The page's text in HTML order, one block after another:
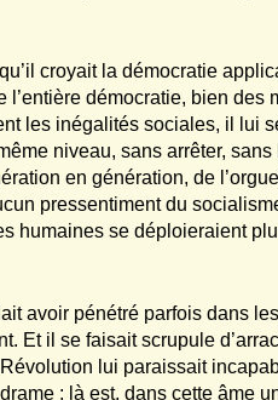
croyait la démocratie
l’entière démocratie, bien des
les inégalités sociales, il lui
niveau, sans arrêter, sans
en génération, de
pressentiment du
humaines se déploieraient
avoir pénétré parfois dans
Et il se faisait scrupule
lui paraissait
; là est, dans cette âme